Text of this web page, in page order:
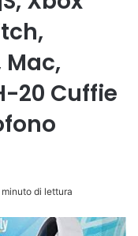
Mac,
20 Cuffie
minuto di lettura